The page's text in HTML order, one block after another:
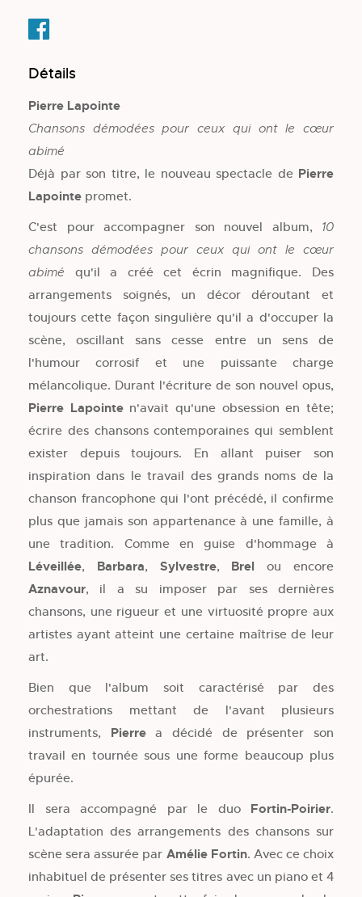
Détails
Pierre Lapointe
Chansons démodées pour ceux qui ont le cœur
abimé
Déjà par son titre, le nouveau spectacle de Pierre
Lapointe promet.
C'est pour accompagner son nouvel album, 10
chansons démodées pour ceux qui ont le cœur
abimé qu'il a créé cet écrin magnifique. Des
arrangements soignés, un décor déroutant et
toujours cette façon singulière qu'il a d'occuper la
scène, oscillant sans cesse entre un sens de
l'humour corrosif et une puissante charge
mélancolique. Durant l'écriture de son nouvel opus,
Pierre Lapointe n'avait qu'une obsession en tête;
écrire des chansons contemporaines qui semblent
exister depuis toujours. En allant puiser son
inspiration dans le travail des grands noms de la
chanson francophone qui l'ont précédé, il confirme
plus que jamais son appartenance à une famille, à
une tradition. Comme en guise d'hommage à
Léveillée, Barbara, Sylvestre, Brelou encore
Aznavour, il a su imposer par ses dernières
chansons, une rigueur et une virtuosité propre aux
artistes ayant atteint une certaine maîtrise de leur
art.
Bien que l'album soit caractérisé par des
orchestrations mettant de l'avant plusieurs
instruments, Pierrea décidé de présenter son
travail en tournée sous une forme beaucoup plus
épurée.
Il sera accompagné par le duo Fortin-Poirier.
L'adaptation des arrangements des chansons sur
scène sera assurée par Amélie Fortin. Avec ce choix
inhabituel de présenter ses titres avec un piano et 4